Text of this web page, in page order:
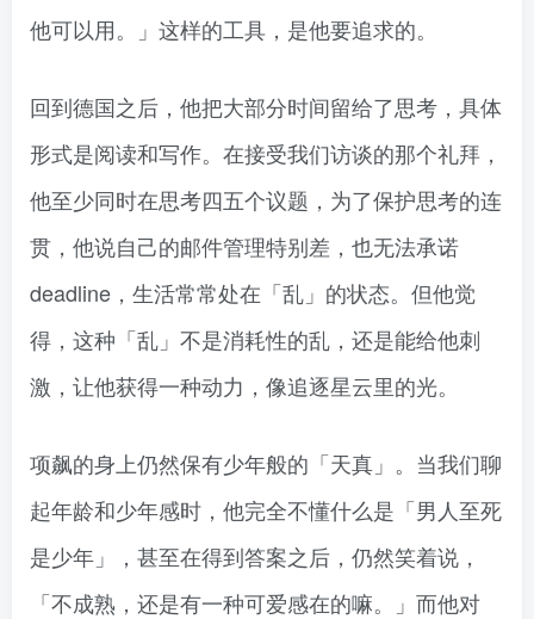
他可以用。」这样的工具，是他要追求的。
回到德国之后，他把大部分时间留给了思考，具体
形式是阅读和写作。在接受我们访谈的那个礼拜，
他至少同时在思考四五个议题，为了保护思考的连
贯，他说自己的邮件管理特别差，也无法承诺
deadline，生活常常处在「乱」的状态。但他觉
得，这种「乱」不是消耗性的乱，还是能给他刺
激，让他获得一种动力，像追逐星云里的光。
项飙的身上仍然保有少年般的「天真」。当我们聊
起年龄和少年感时，他完全不懂什么是「男人至死
是少年」，甚至在得到答案之后，仍然笑着说，
「不成熟，还是有一种可爱感在的嘛。」而他对